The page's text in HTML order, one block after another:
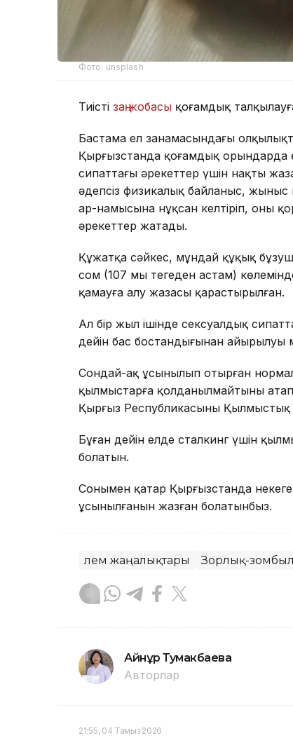
Фото: unsplash
Тиісті заң жобасы қоғамдық
Бастама ел заңнамасындағы
Қырғызстанда қоғамдық орындарда
сипаттағы әрекеттер үшін нақты
әдепсіз физикалық байланыс, жыныс
ар-намысына нұқсан келтіріп, оны
әрекеттер жатады.
Құжатқа сәйкес, мұндай құқық
сом (107 мың теңгеден астам)
қамауға алу жазасы қарастырылған.
Ал бір жыл ішінде сексуалдық
дейін бас бостандығынан айырылуы
Сондай-ақ ұсынылып отырған
қылмыстарға қолданылмайтыны атап
Қырғыз Республикасының Қылмыстық
Бұған дейін елде сталкинг үшін
болатын.
Сонымен қатар Қырғызстанда
ұсынылғанын жазған болатынбыз.
Әлем жаңалықтары Зорлық-
Айнұр Тумакбаева
Авторлар
21:55, 04 Тамыз 2026